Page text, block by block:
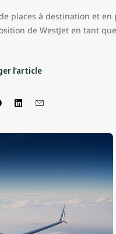
places à destination et en
de WestJet en tant
l’article